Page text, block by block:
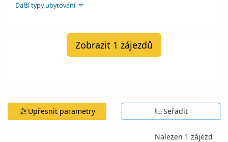
Další typy ubytování
Zobrazit 1 zájezdů
Upřesnit parametry Seřadit
Nalezen 1 zájezd